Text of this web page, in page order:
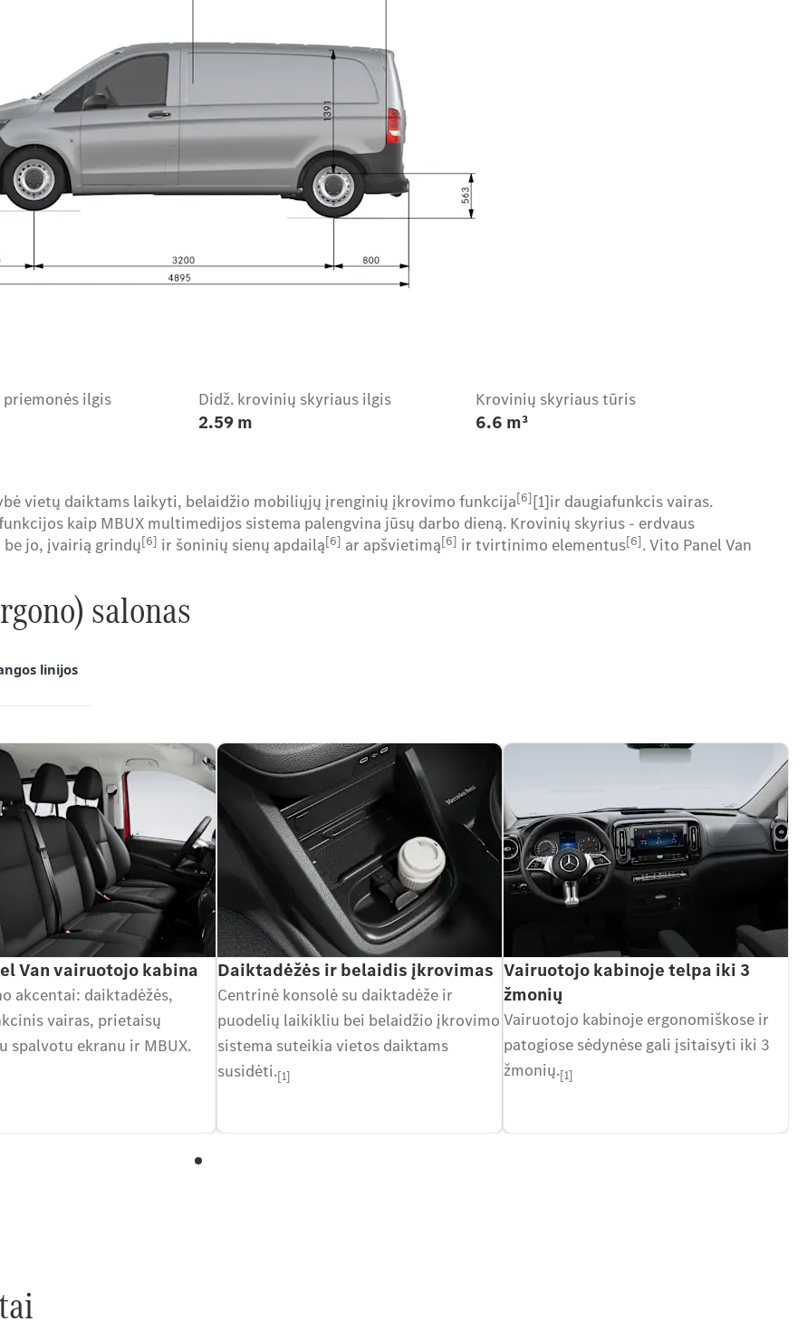
ilgis Didž. krovinių skyriaus ilgis
2.59 m
Krovinių skyriaus tūris
6.6 m³
vietų daiktams laikyti, belaidžio mobiliųjų įrenginių įkrovimo funkcija[6][1]ir daugiafunkcis vairas.
kaip MBUX multimedijos sistema palengvina jūsų darbo dieną. Krovinių skyrius - erdvaus
be jo, įvairią grindų[6] ir šoninių sienų apdailą[6] ar apšvietimą[6] ir tvirtinimo elementus[6]. Vito Panel Van
salonas
linijos
Van vairuotojo kabina
akcentai: daiktadėžės,
vairas, prietaisų
spalvotu ekranu ir MBUX.
Daiktadėžės ir belaidis įkrovimas
Centrinė konsolė su daiktadėže ir
puodelių laikikliu bei belaidžio įkrovimo
sistema suteikia vietos daiktams
susidėti.[1]
Vairuotojo kabinoje telpa iki 3
žmonių
Vairuotojo kabinoje ergonomiškose ir
patogiose sėdynėse gali įsitaisyti iki 3
žmonių.[1]